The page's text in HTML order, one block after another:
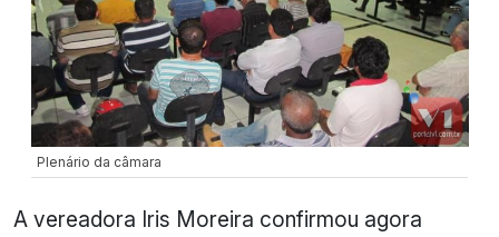
Plenário da câmara
A vereadora Iris Moreira confirmou agora